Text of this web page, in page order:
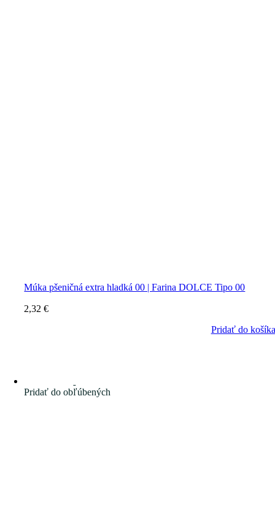
Múka pšeničná extra hladká 00 | Farina DOLCE Tipo 00
2,32€
Pridať do košíka
Pridať do obľúbených